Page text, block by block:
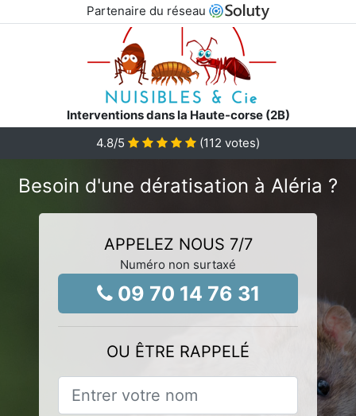
Partenaire du réseau
Interventions dans la Haute-corse (2B)
4.8/5 (112 votes)
Besoin d'une dératisation à Aléria ?
APPELEZ NOUS 7/7
Numéro non surtaxé
09 70 14 76 31
OU ÊTRE RAPPELÉ